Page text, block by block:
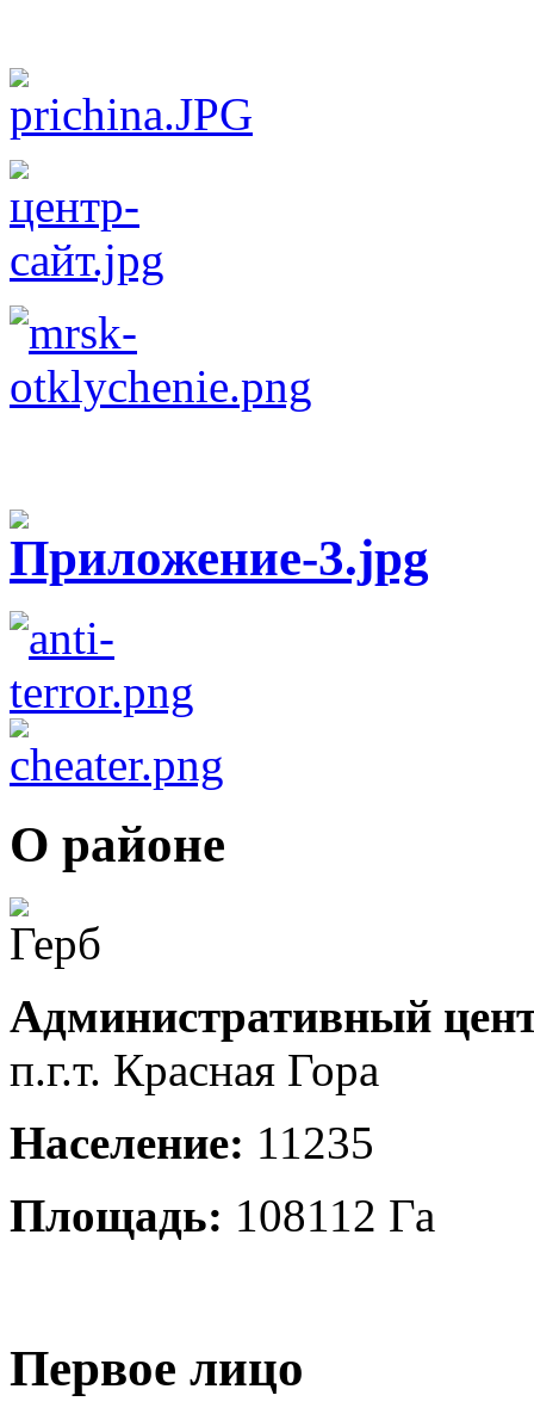
О районе
Административный
п.г.т. Красная Гора
Население: 11235
Площадь: 108112 Га
Первое лицо